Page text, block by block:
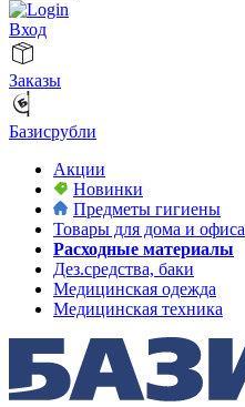
Вход
Заказы
Базисрубли
Акции
Новинки
Предметы гигиены
Товары для дома и офиса
Расходные материалы
Дез.средства, баки
Медицинская одежда
Медицинская техника